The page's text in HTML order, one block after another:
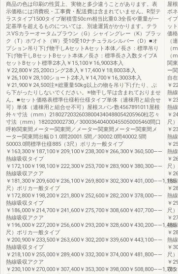
商品の色は印刷の性質上、実物と多少違うことがあります。表
示価格には消費税・工事費・配送費は含まれていません。R型テ
ラスタイプ1500タイプ耐積雪50cm相当比重0.3全長や重量が一
定基準を超えるものについては、別途運賃がかかります。テラ
スVSカラーオータムブラウン（G）シャイングレー（K）ブラッ
ク（T）ホワイト（W）受10受10ナチュラルシルバー（D）■オ
プション吊り下げ物干しAセットAセット本体／長さ：標準吊り
下げ物干しBセットBセット本体／長さ：標準長さ入数タイプA
セットBセット標準2本入￥15,100￥16,9003本入
￥22,800￥25,200ロング2本入￥17,400￥18,8003本入
￥26,100￥28,100ショート2本入￥14,700￥16,3003本入
￥21,900￥24,500注※総重量50kg以上の物を吊り下げたり、ぶ
ら下がったりしないでください。※物干し竿は含まれておりませ
ん。■セット価格表標準仕様桁仕様タイプ単体（連棟用と組合せ
可）単体（連棟用と組合せ不可）屋根スパン数4567891011屋根
外々寸法（mm）21802720326038004340488054205960柱芯々
寸法（mm）182020002730／300036404000455050005460間口
呼称関東間メーター関東間／メーター関東間メーター関東間メ
ーター関東間出幅Ｄ1.0間20001.5間／30002.0間40002.5間
50003.0間標準仕様885（3尺）ポリカ一般タイプ
￥163,300￥187,100￥209,100￥238,300￥266,300￥360,500――
熱線吸収タイプ
￥172,100￥198,100￥222,300￥253,700￥283,900￥380,300――
熱線吸収アクア
￥181,300￥209,600￥236,100￥269,800￥302,300￥401,000――1,185
尺）ポリカ一般タイプ
￥172,800￥198,200￥221,800￥252,600￥282,200￥378,000――
熱線吸収タイプ
￥186,000￥214,700￥241,600￥275,700￥308,600￥407,700――
熱線吸収アクア
￥196,000￥227,200￥256,600￥293,200￥328,600￥430,200――1,485
尺）ポリカ一般タイプ
￥200,900￥233,500￥263,600￥302,200￥339,600￥443,100――
熱線吸収タイプ
￥218,100￥255,000￥289,400￥332,300￥374,000￥481,800――
熱線吸収アクア
￥230,100￥270,000￥307,400￥353,300￥398,000￥508,800――1,785
屋
ボ
イ
ッ
価
（
（
（
関
ー
自
￥
熱
￥
熱
￥
尺
￥
熱
￥
熱
￥
尺
￥
熱
￥
熱
￥
尺
￥
熱
￥
熱
￥
尺
￥
収